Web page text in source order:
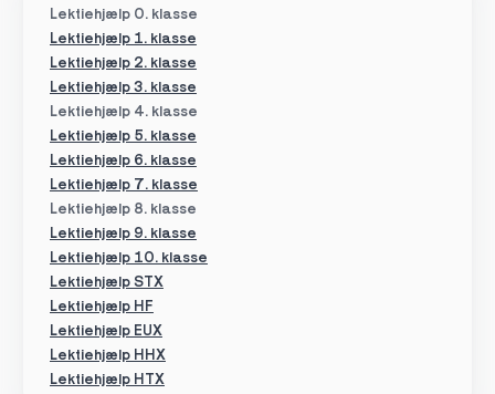
Lektiehjælp 0. klasse
Lektiehjælp 4. klasse
Lektiehjælp 5. klasse
Lektiehjælp 8. klasse
Lektiehjælp 1. klasse
Lektiehjælp 6. klasse
Lektiehjælp 7. klasse
Lektiehjælp 2. klasse
Lektiehjælp 3. klasse
Lektiehjælp 9. klasse
Lektiehjælp 10. klasse
Lektiehjælp HF
Lektiehjælp EUX
Lektiehjælp STX
Lektiehjælp HHX
Lektiehjælp HTX